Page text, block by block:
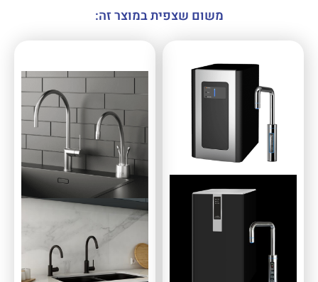
משום שצפית במוצר זה: